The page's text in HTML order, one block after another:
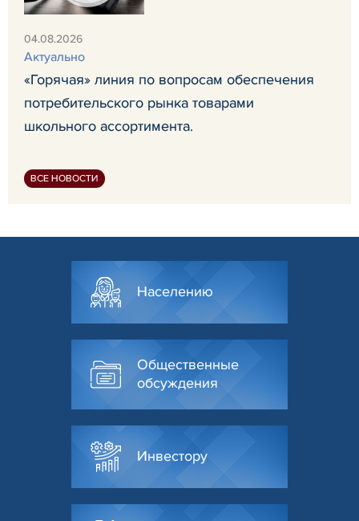
04.08.2026
Актуально
«Горячая» линия по вопросам обеспечения
потребительского рынка товарами
школьного ассортимента.
ВСЕ НОВОСТИ
Населению
Общественные
обсуждения
Инвестору